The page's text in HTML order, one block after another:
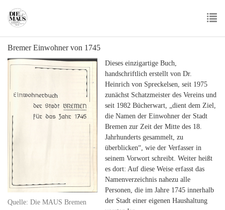
main
Bremer Einwohner von 1745
Quelle: Die MAUS Bremen
Dieses einzigartige Buch,
handschriftlich erstellt von Dr.
Heinrich von Spreckelsen, seit 1975
zunächst Schatzmeister des Vereins und
seit 1982 Bücherwart, „dient dem Ziel,
die Namen der Einwohner der Stadt
Bremen zur Zeit der Mitte des 18.
Jahrhunderts gesammelt, zu
überblicken“, wie der Verfasser in
seinem Vorwort schreibt. Weiter heißt
es dort: Auf diese Weise erfasst das
Namenverzeichnis nahezu alle
Personen, die im Jahre 1745 innerhalb
der Stadt einer eigenen Haushaltung